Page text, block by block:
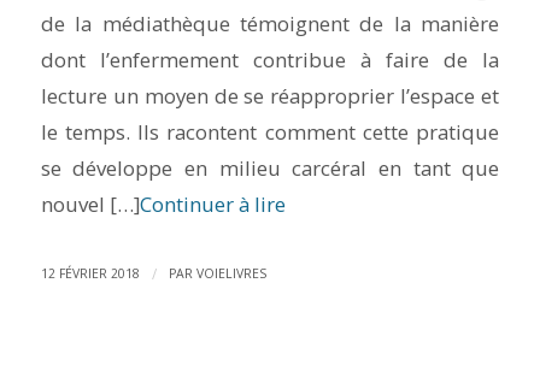
de la médiathèque témoignent de la manière
dont l’enfermement contribue à faire de la
lecture un moyen de se réapproprier l’espace et
le temps. Ils racontent comment cette pratique
se développe en milieu carcéral en tant que
nouvel […]Continuer à lire
12 FÉVRIER 2018 / PAR VOIELIVRES